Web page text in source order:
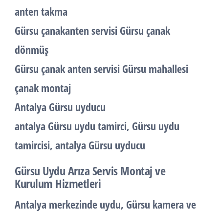
anten takma
Gürsu çanakanten servisi Gürsu çanak
dönmüş
Gürsu çanak anten servisi Gürsu mahallesi
çanak montaj
Antalya Gürsu uyducu
antalya Gürsu uydu tamirci, Gürsu uydu
tamircisi, antalya Gürsu uyducu
Gürsu Uydu Arıza Servis Montaj ve
Kurulum Hizmetleri
Antalya merkezinde uydu, Gürsu kamera ve